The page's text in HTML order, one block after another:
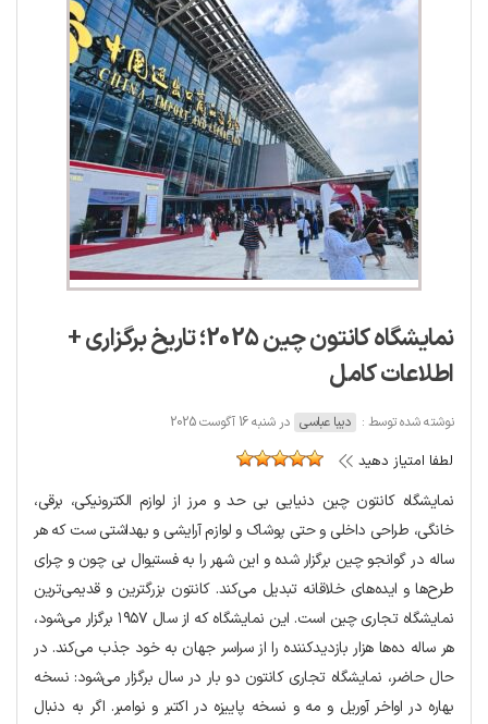
نمایشگاه کانتون چین 2025؛ تاریخ برگزاری +
اطلاعات کامل
نوشته شده توسط : دیبا عباسی در شنبه 16 آگوست 2025
لطفا امتیاز دهید
نمایشگاه کانتون چین دنیایی بی حد و مرز از لوازم الکترونیکی، برقی،
خانگی، طراحی داخلی و حتی پوشاک و لوازم آرایشی و بهداشتی ست که هر
ساله در گوانجو چین برگزار شده و این شهر را به فستیوال بی چون و چرای
طرح‌ها و ایده‌های خلاقانه تبدیل می‌کند. کانتون بزرگترین و قدیمی‌ترین
نمایشگاه تجاری چین است. این نمایشگاه که از سال ۱۹۵۷ برگزار می‌شود،
هر ساله ده‌ها هزار بازدیدکننده را از سراسر جهان به خود جذب می‌کند. در
حال حاضر، نمایشگاه تجاری کانتون دو بار در سال برگزار می‌شود: نسخه
بهاره در اواخر آوریل و مه و نسخه پاییزه در اکتبر و نوامبر. اگر به دنبال